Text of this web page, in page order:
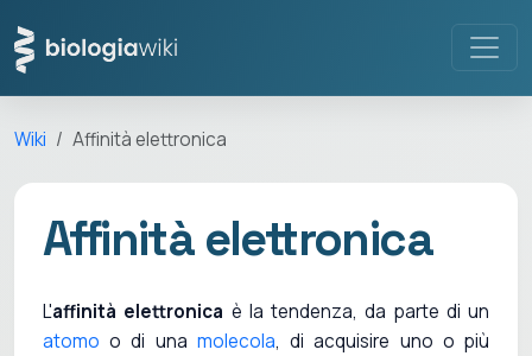
Wiki Affinità elettronica
Affinità elettronica
L'affinità elettronica è la tendenza, da parte di un
atomo o di una molecola, di acquisire uno o più